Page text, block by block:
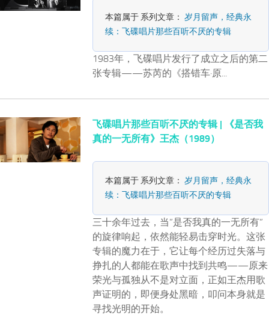
本篇属于 系列文章：岁月留声，经典永
续：飞碟唱片那些百听不厌的专辑
1983年，飞碟唱片发行了成立之后的第二
张专辑——苏芮的《搭错车·原...
飞碟唱片那些百听不厌的专辑 | 《是否我
真的一无所有》王杰（1989）
本篇属于 系列文章：岁月留声，经典永
续：飞碟唱片那些百听不厌的专辑
三十余年过去，当”是否我真的一无所有”
的旋律响起，依然能轻易击穿时光。这张
专辑的魔力在于，它让每个经历过失落与
挣扎的人都能在歌声中找到共鸣——原来
荣光与孤独从不是对立面，正如王杰用歌
声证明的，即便身处黑暗，叩问本身就是
寻找光明的开始。